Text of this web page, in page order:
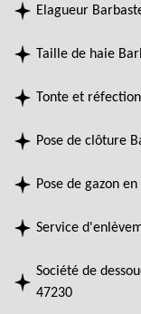
Elagueur
Taille de haie
Tonte et
Pose de clôture
Pose de gazon
Service
Société de
47230